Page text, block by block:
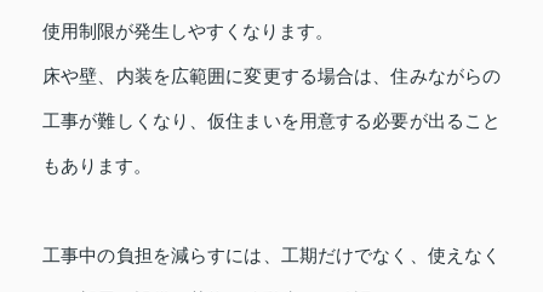
使用制限が発生しやすくなります。
床や壁、内装を広範囲に変更する場合は、住みながらの
工事が難しくなり、仮住まいを用意する必要が出ること
もあります。
工事中の負担を減らすには、工期だけでなく、使えなく